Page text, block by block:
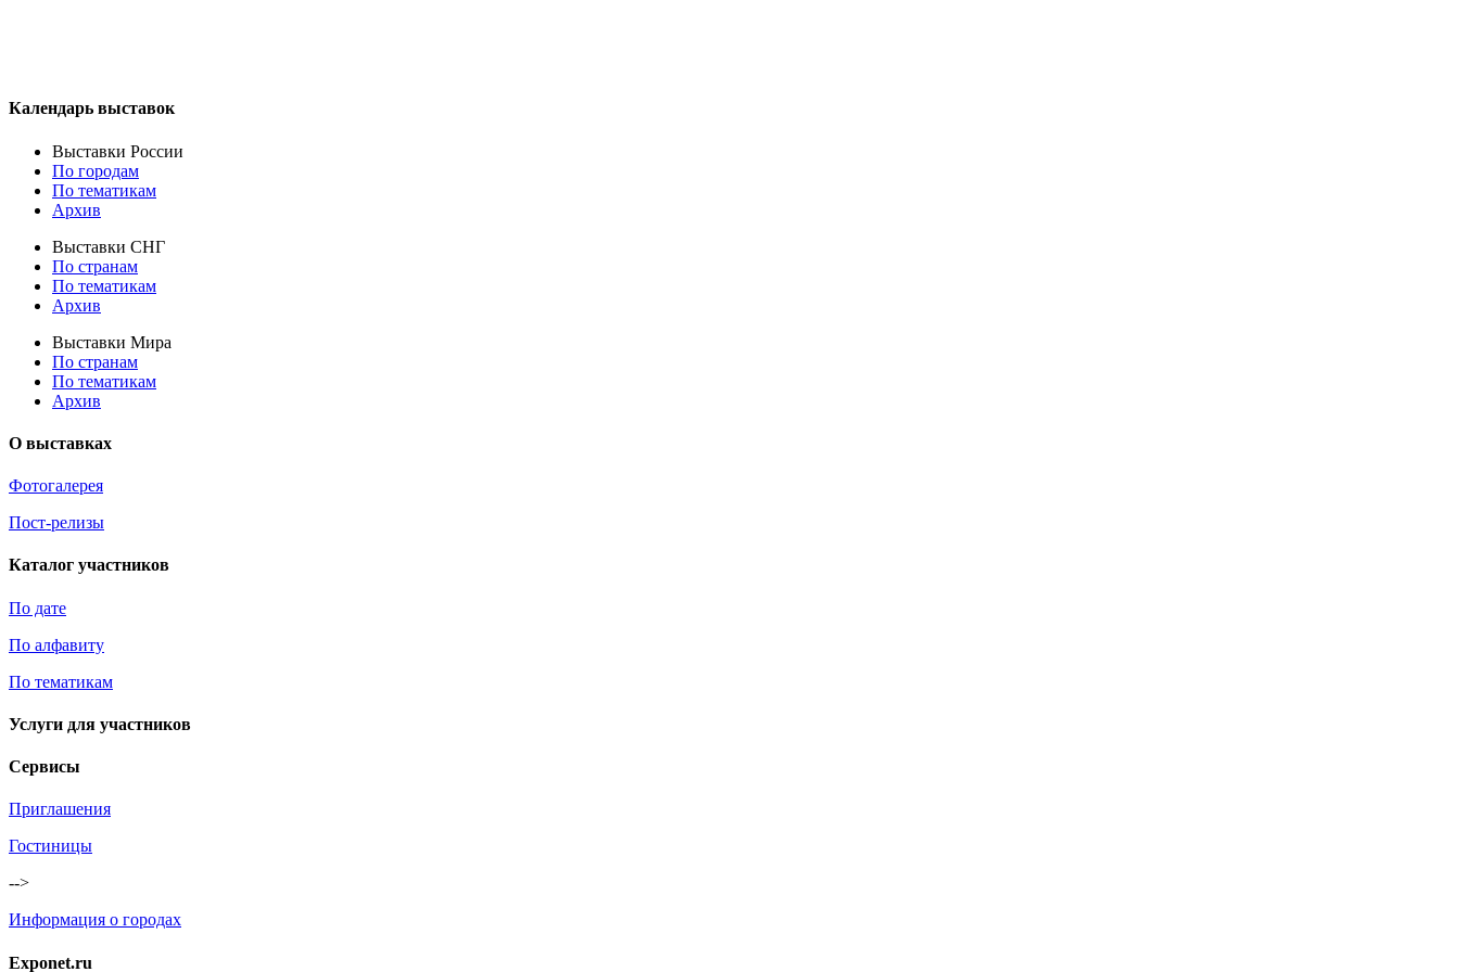
Календарь выставок
Выставки России
По городам
По тематикам
Архив
Выставки СНГ
По странам
По тематикам
Архив
Выставки Мира
По странам
По тематикам
Архив
О выставках
Фотогалерея
Пост-релизы
Каталог участников
По дате
По алфавиту
По тематикам
Услуги для участников
Сервисы
Приглашения
Гостиницы
-->
Информация о городах
Exponet.ru